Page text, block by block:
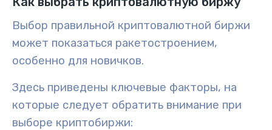
Выбор правильной криптовалютной биржи
может показаться ракетостроением,
особенно для новичков.
Здесь приведены ключевые факторы, на
которые следует обратить внимание при
выборе криптобиржи: